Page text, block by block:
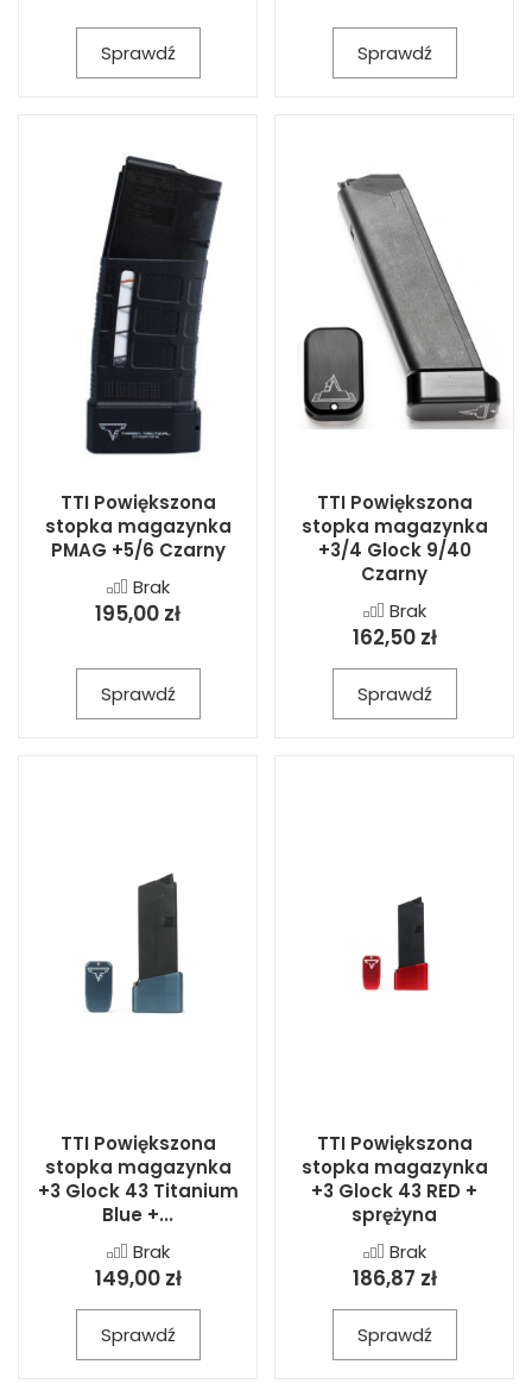
Sprawdź Sprawdź
TTI Powiększona
stopka magazynka
PMAG +5/6 Czarny
Brak
195,00 zł
Sprawdź
TTI Powiększona
stopka magazynka
+3/4 Glock 9/40
Czarny
Brak
162,50 zł
Sprawdź
TTI Powiększona
stopka magazynka
+3 Glock 43 Titanium
Blue +...
Brak
149,00 zł
Sprawdź
TTI Powiększona
stopka magazynka
+3 Glock 43 RED +
sprężyna
Brak
186,87 zł
Sprawdź